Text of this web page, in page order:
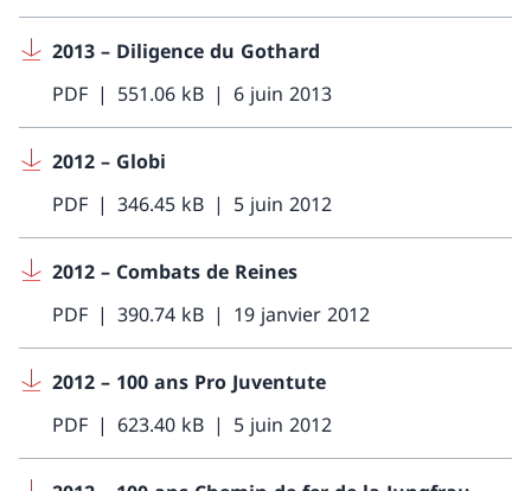
2013 – Diligence du Gothard
PDF
551.06 kB 6 juin 2013
2012 – Globi
PDF
346.45 kB 5 juin 2012
2012 – Combats de Reines
PDF
390.74 kB 19 janvier 2012
2012 – 100 ans Pro Juventute
PDF
623.40 kB 5 juin 2012